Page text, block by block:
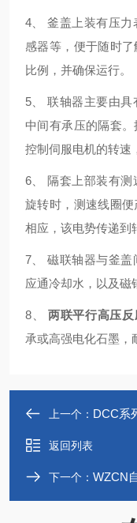
4、 釜盖上装有压
感器等，便于随时
比例，并确保运行。
5、 联轴器主要由具
中间有承压的隔套。
控制伺服电机的转速
6、 隔套上部装有
旋转时，测速线圈
相应，该电势传递到
7、 磁联轴器与釜
应通冷却水，以及磁
8、 两联平行高压反
承或高强电化石墨，
上一个： DCC系
返回列表
下一个： WZCN